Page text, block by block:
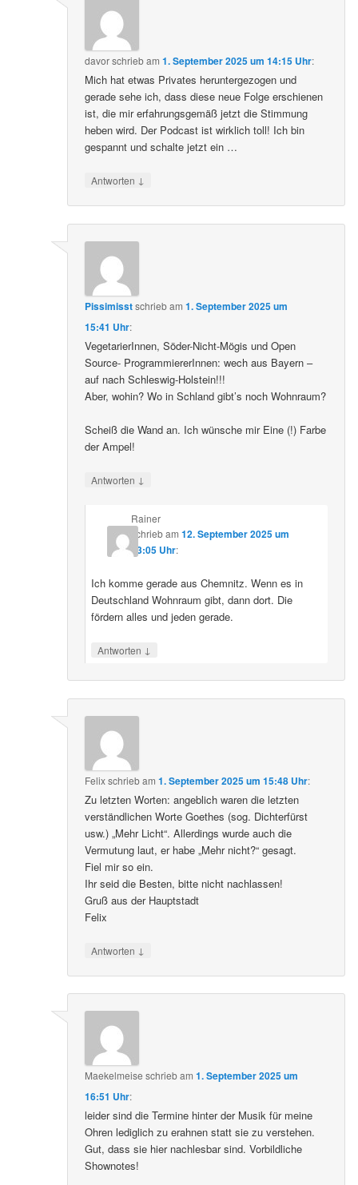
davorschriebam1. September 2025 um 14:15 Uhr:
Mich hat etwas Privates heruntergezogen und
gerade sehe ich, dass diese neue Folge erschienen
ist, die mir erfahrungsgemäß jetzt die Stimmung
heben wird. Der Podcast ist wirklich toll! Ich bin
gespannt und schalte jetzt ein …
Antworten ↓
Pissimisstschriebam1. September 2025 um
15:41 Uhr:
VegetarierInnen, Söder-Nicht-Mögis und Open
Source- ProgrammiererInnen: wech aus Bayern –
auf nach Schleswig-Holstein!!!
Aber, wohin? Wo in Schland gibt’s noch Wohnraum?
Scheiß die Wand an. Ich wünsche mir Eine (!) Farbe
der Ampel!
Antworten ↓
Rainer
schriebam 12. September 2025 um
23:05 Uhr:
Ich komme gerade aus Chemnitz. Wenn es in
Deutschland Wohnraum gibt, dann dort. Die
fördern alles und jeden gerade.
Antworten ↓
Felixschriebam1. September 2025 um 15:48 Uhr:
Zu letzten Worten: angeblich waren die letzten
verständlichen Worte Goethes (sog. Dichterfürst
usw.) „Mehr Licht“. Allerdings wurde auch die
Vermutung laut, er habe „Mehr nicht?“ gesagt.
Fiel mir so ein.
Ihr seid die Besten, bitte nicht nachlassen!
Gruß aus der Hauptstadt
Felix
Antworten ↓
Maekelmeise schriebam1. September 2025 um
16:51 Uhr:
leider sind die Termine hinter der Musik für meine
Ohren lediglich zu erahnen statt sie zu verstehen.
Gut, dass sie hier nachlesbar sind. Vorbildliche
Shownotes!